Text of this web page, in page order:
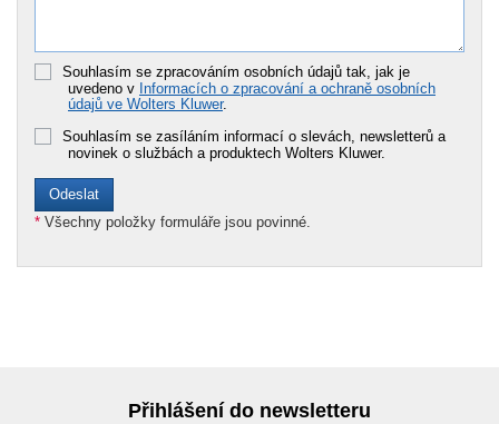
Souhlasím se zpracováním osobních údajů tak, jak je
uvedeno v Informacích o zpracování a ochraně osobních
údajů ve Wolters Kluwer.
Souhlasím se zasíláním informací o slevách, newsletterů a
novinek o službách a produktech Wolters Kluwer.
* Všechny položky formuláře jsou povinné.
Přihlášení do newsletteru